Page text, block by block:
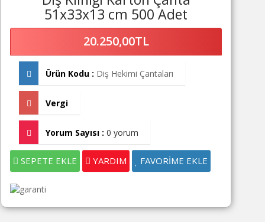
51x33x13 cm 500 Adet
20.250,00TL
Ürün Kodu : Diş Hekimi Çantaları
Vergi
Yorum Sayısı : 0 yorum
SEPETE EKLE YARDIM FAVORİME EKLE